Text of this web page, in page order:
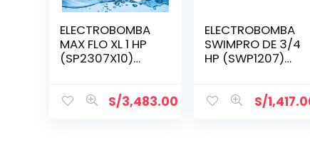
ELECTROBOMBA
MAX FLO XL 1 HP
(SP2307X10)
S/3,483.00
ELECTROBOMBA
SWIMPRO DE 3/4
HP (SWP1207)
S/